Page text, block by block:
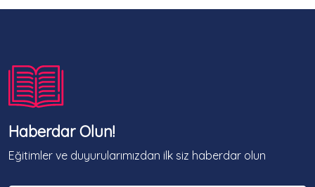
Haberdar Olun!
Eğitimler ve duyurularımızdan ilk siz haberdar olun